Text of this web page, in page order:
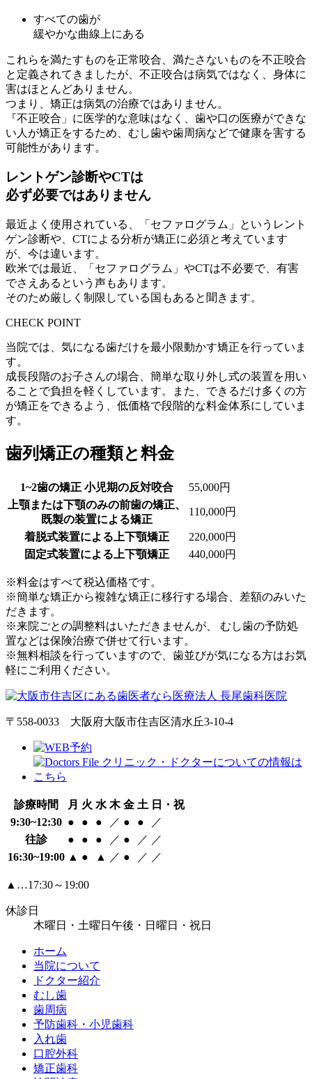
すべての歯が
緩やかな曲線上にある
これらを満たすものを正常咬合、満たさないものを不正咬合
と定義されてきましたが、不正咬合は病気ではなく、身体に
害はほとんどありません。
つまり、矯正は病気の治療ではありません。
『不正咬合」に医学的な意味はなく、歯や口の医療ができな
い人が矯正をするため、むし歯や歯周病などで健康を害する
可能性があります。
レントゲン診断やCTは
必ず必要ではありません
最近よく使用されている、「セファログラム」というレント
ゲン診断や、CTによる分析が矯正に必須と考えています
が、今は違います。
欧米では最近、「セファログラム」やCTは不必要で、有害
でさえあるという声もあります。
そのため厳しく制限している国もあると聞きます。
CHECK POINT
当院では、気になる歯だけを最小限動かす矯正を行っていま
す。
成長段階のお子さんの場合、簡単な取り外し式の装置を用い
ることで負担を軽くしています。また、できるだけ多くの方
が矯正をできるよう、低価格で段階的な料金体系にしていま
す。
歯列矯正の種類と料金
1~2歯の矯正 小児期の反対咬合
55,000円
上顎または下顎のみの前歯の矯正、
既製の装置による矯正
110,000円
着脱式装置による上下顎矯正
220,000円
固定式装置による上下顎矯正
440,000円
※料金はすべて税込価格です。
※簡単な矯正から複雑な矯正に移行する場合、差額のみいた
だきます。
※来院ごとの調整料はいただきませんが、 むし歯の予防処
置などは保険治療で併せて行います。
※無料相談を行っていますので、歯並びが気になる方はお気
軽にご利用ください。
〒558-0033 大阪府大阪市住吉区清水丘3-10-4
診療時間 月 火 水 木 金 土 日・祝
9:30~12:30 ● ● ● ／ ● ●
／
往診
● ● ● ／ ● ／ ／
16:30~19:00 ▲ ● ▲ ／ ● ／ ／
▲…17:30～19:00
休診日
木曜日・土曜日午後・日曜日・祝日
ホーム
当院について
ドクター紹介
むし歯
歯周病
予防歯科・小児歯科
入れ歯
口腔外科
矯正歯科